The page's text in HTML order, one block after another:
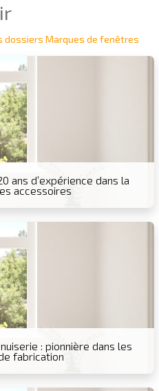
dossiers Marques de fenêtres
ans d’expérience dans la
accessoires
: pionnière dans les
fabrication